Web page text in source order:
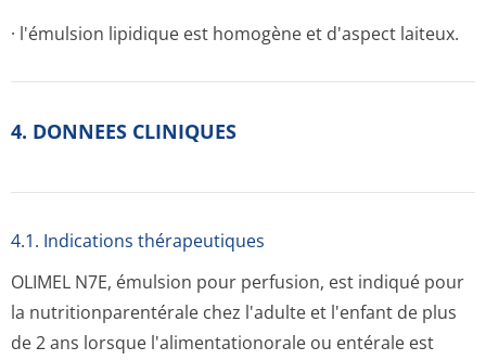
· l'émulsion lipidique est homogène et d'aspect laiteux.
4. DONNEES CLINIQUES
4.1. Indications thérapeutiques
OLIMEL N7E, émulsion pour perfusion, est indiqué pour
la nutritionparen­térale chez l'adulte et l'enfant de plus
de 2 ans lorsque l'alimentationorale ou entérale est